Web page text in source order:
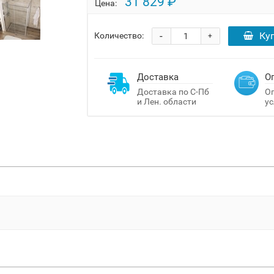
Цена:
Количество: +
-
Доставка
Доставка по С-Пб
и Лен. области